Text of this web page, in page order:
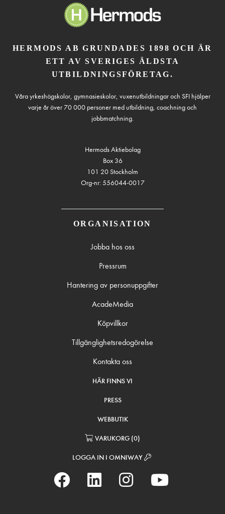
HERMODS AB GRUNDADES 1898 OCH ÄR
ETT AV SVERIGES ÄLDSTA
UTBILDNINGSFÖRETAG.
Våra yrkeshögskolor, gymnasieskolor, vuxenutbildningar och SFI hjälper
varje år över 70 000 personer med utbildning, coachning och
jobbmatchning.
Hermods Aktiebolag
Box 36
101 20 Stockholm
Org-nr: 556044-0017
ORGANISATION
Jobba hos oss
Pressrum
Hantering av personuppgifter
AcadeMedia
Köpvillkor
Tillgänglighetsredogörelse
Kontakta oss
HÄR FINNS VI
PRESS
WEBBUTIK
VARUKORG (0)
LOGGA IN I OMNIWAY